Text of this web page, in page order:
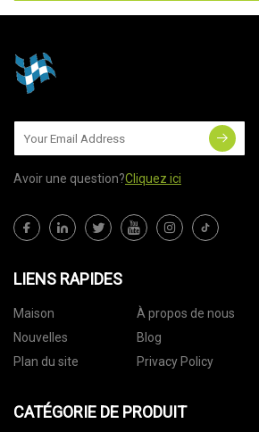
Avoir une question?Cliquez ici
LIENS RAPIDES
Maison À propos de nous
Nouvelles
Blog
Plan du site
Privacy Policy
CATÉGORIE DE PRODUIT